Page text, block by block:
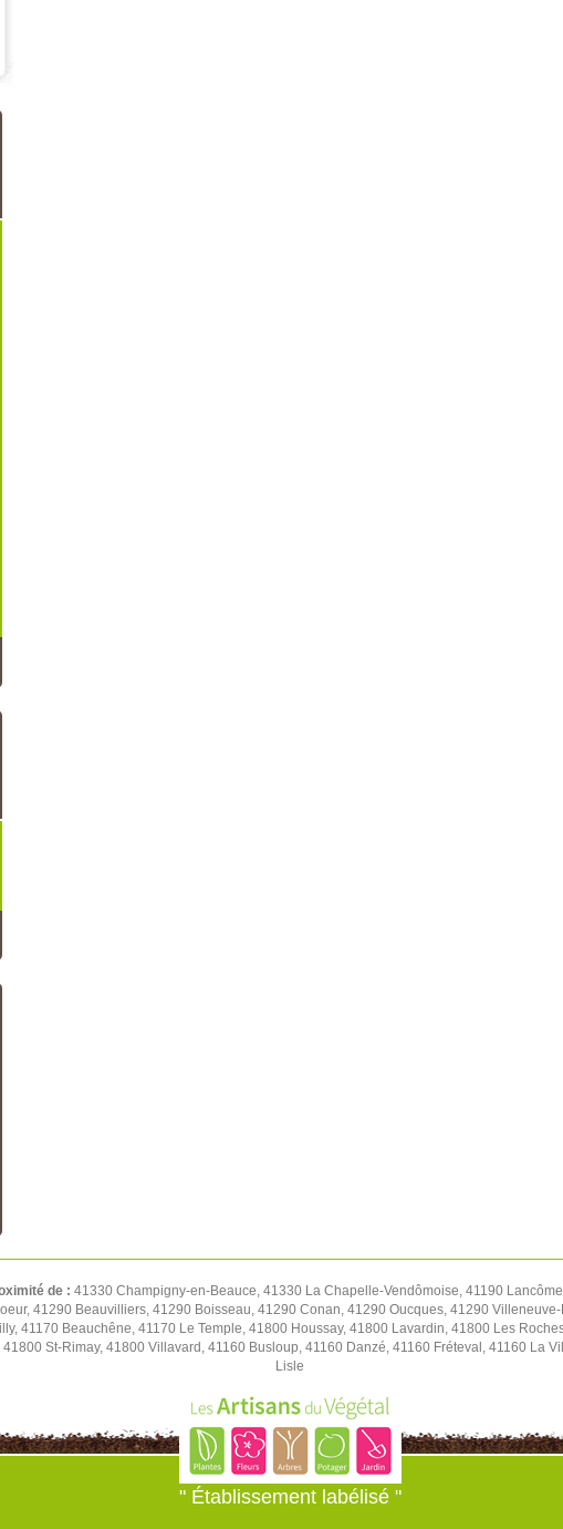
de : 41330 Champigny-en-Beauce, 41330 La Chapelle-Vendômoise, 41190
41290 Beauvilliers, 41290 Boisseau, 41290 Conan, 41290 Oucques, 41290
41170 Beauchêne, 41170 Le Temple, 41800 Houssay, 41800 Lavardin, 41800 Les
St-Rimay, 41800 Villavard, 41160 Busloup, 41160 Danzé, 41160 Fréteval, 41160 La
Lisle
" Établissement labélisé "